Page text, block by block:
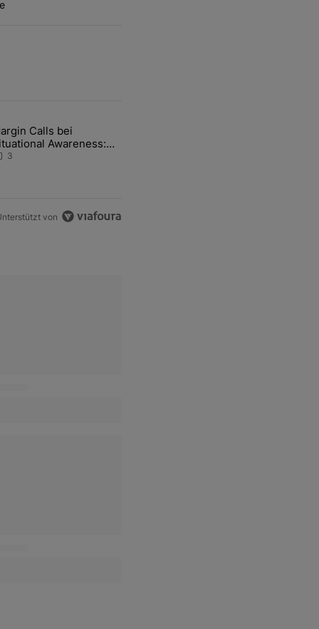
Artikel der letzten 7 days.
der Zentralbanken könnte Goldpreis weiter belasten" mit 5
mit dem Titel "Margin Calls bei Situational Awareness: Alles
Calls bei
Awareness:
über den Retter-
3
von